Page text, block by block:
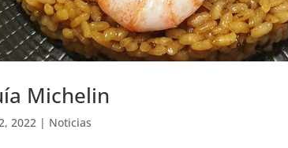
Michelin
2022 | Noticias